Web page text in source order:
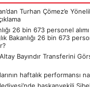
Turhan Çömez’e
26 bin 673 personel
Bakanlığı 26 bin 673
Bayındır Transferini
haftalık performansı